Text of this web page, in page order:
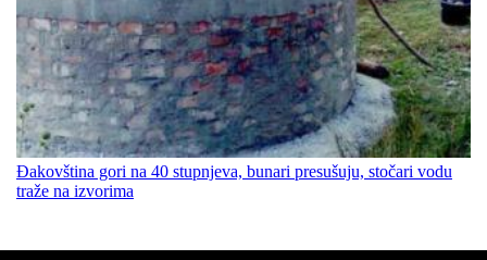
Đakovština gori na 40 stupnjeva, bunari presušuju, stočari vodu
traže na izvorima